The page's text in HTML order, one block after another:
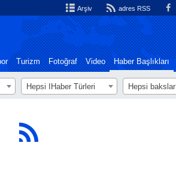
Arşiv adres RSS
Turizm Fotoğraf Video Haber Başlıkları
Hepsi اHaber Türleri Hepsi bakslar